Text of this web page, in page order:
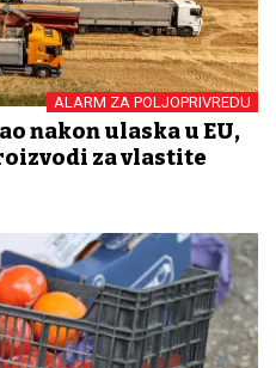
ALARM ZA POLJOPRIVREDU
nakon ulaska u EU,
za vlastite